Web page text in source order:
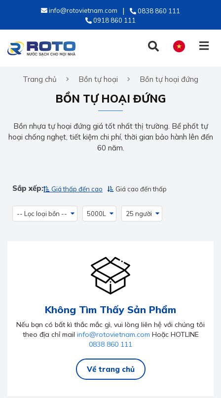
info@rotovietnam.com
0838 860 111
0918 860 111
TIẾNG VIỆT
Trang chủ Bồn tự hoại Bồn tự hoại đứng
BỒN TỰ HOẠI ĐỨNG
Bồn nhựa tự hoại đứng giá tốt nhất thị trường. Bể phốt tự
hoại chống nghẹt, tiết kiệm chi phí, thời gian bảo hành lên đến
60 năm.
Sắp xếp: Giá thấp đến cao Giá cao đến thấp
-- Lọc loại bồn -- 5000L 25 người
Không Tìm Thấy Sản Phẩm
Nếu bạn có bất kì thắc mắc gì, vui lòng liên hệ với chúng tôi
theo địa chỉ mail info@rotovietnam.com Hoặc HOTLINE
0838 860 111
Về trang chủ